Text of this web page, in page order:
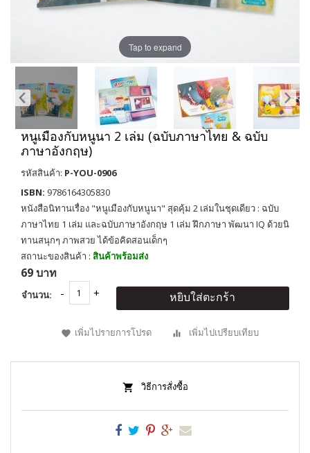
Tap to expand
หนูเมืองกับหนูนา 2 เล่ม (ฉบับภาษาไทย & ฉบับ
ภาษาอังกฤษ)
รหัสสินค้า: P-YOU-0906
ISBN: 9786164305830
หนังสือนิทานเรื่อง "หนูเมืองกับหนูนา" สุดคุ้ม 2 เล่มในชุดเดียว : ฉบับ
ภาษาไทย 1 เล่ม และฉบับภาษาอังกฤษ 1 เล่ม ฝึกภาษา พัฒนา IQ ด้วยนิ
ทานสนุกๆ ภาพสวย ได้ข้อคิดสอนเด็กๆ
สถานะของสินค้า : สินค้าพร้อมส่ง
69 บาท
จำนวน: หยิบใส่ตะกร้า
เพิ่มไปรายการโปรด เพิ่มไปเปรียบเทียบ
วิธีการสั่งซื้อ